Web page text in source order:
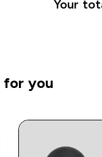
Your
for you